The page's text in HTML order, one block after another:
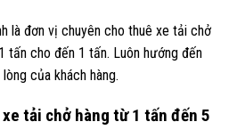
là đơn vị chuyên cho thuê xe tải chở
tấn cho đến 1 tấn. Luôn hướng đến
của khách hàng.
tải chở hàng từ 1 tấn đến 5